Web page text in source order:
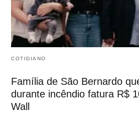
COTIDIANO
Família de São Bernardo
durante incêndio fatura R$
Wall